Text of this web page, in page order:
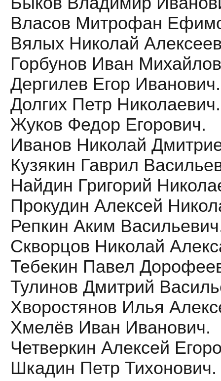
Власов Митрофан
Вялых Николай
Горбунов Иван
Дергилев Егор Иванович.
Долгих Петр Николаевич.
Жуков Федор Егорович.
Иванов Николай
Кузякин Гаврил
Найдин Григорий
Прокудин Алексей
Репкин Аким
Скворцов Николай
Тебекин Павел
Тулинов Дмитрий
Хворостянов Илья
Хмелёв Иван Иванович.
Четверкин Алексей
Шкадин Петр Тихонович.